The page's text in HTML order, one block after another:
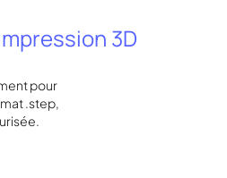
3D
pour
.step,